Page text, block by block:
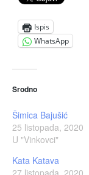
Ispis
WhatsApp
Srodno
Šimica Bajušić
25 listopada, 2020
U "Vinkovci"
Kata Katava
27 listopada, 2020